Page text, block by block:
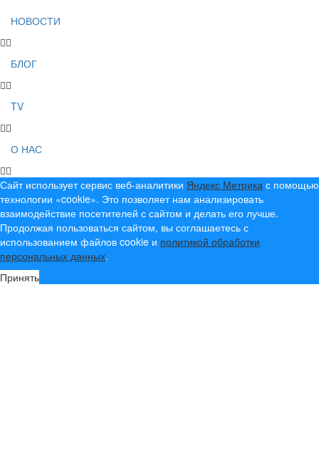
НОВОСТИ
БЛОГ
TV
О НАС
Сайт использует сервис веб-аналитики Яндекс Метрика с помощью
технологии «cookie». Это позволяет нам анализировать
взаимодействие посетителей с сайтом и делать его лучше.
Продолжая пользоваться сайтом, вы соглашаетесь с
использованием файлов cookie и политикой обработки
персональных данных.
Принять